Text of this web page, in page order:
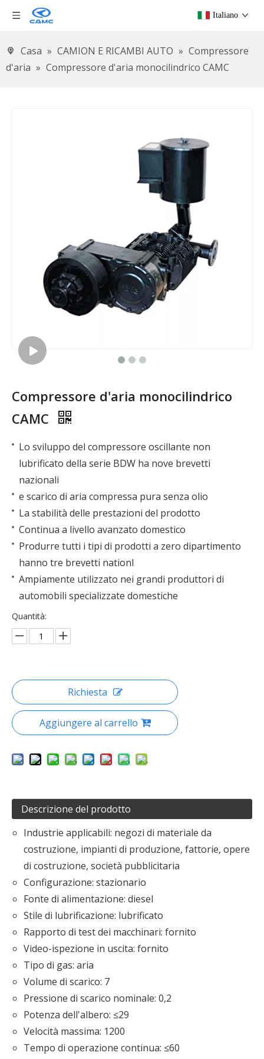
Italiano
Casa » CAMION E RICAMBI AUTO » Compressore
d'aria » Compressore d'aria monocilindrico CAMC
Compressore d'aria monocilindrico
CAMC
Lo sviluppo del compressore oscillante non
lubrificato della serie BDW ha nove brevetti
nazionali
e scarico di aria compressa pura senza olio
La stabilità delle prestazioni del prodotto
Continua a livello avanzato domestico
Produrre tutti i tipi di prodotti a zero dipartimento
hanno tre brevetti nationl
Ampiamente utilizzato nei grandi produttori di
automobili specializzate domestiche
Quantità:
Richiesta
Aggiungere al carrello
Descrizione del prodotto
Industrie applicabili: negozi di materiale da
costruzione, impianti di produzione, fattorie, opere
di costruzione, società pubblicitaria
Configurazione: stazionario
Fonte di alimentazione: diesel
Stile di lubrificazione: lubrificato
Rapporto di test dei macchinari: fornito
Video-ispezione in uscita: fornito
Tipo di gas: aria
Volume di scarico: 7
Pressione di scarico nominale: 0,2
Potenza dell'albero: ≤29
Velocità massima: 1200
Tempo di operazione continua: ≤60